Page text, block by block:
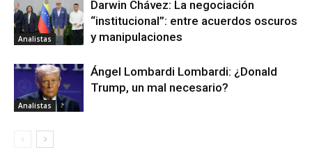
Analistas
Darwin Chávez: La negociación
“institucional”: entre acuerdos oscuros
y manipulaciones
Analistas
Ángel Lombardi Lombardi: ¿Donald
Trump, un mal necesario?